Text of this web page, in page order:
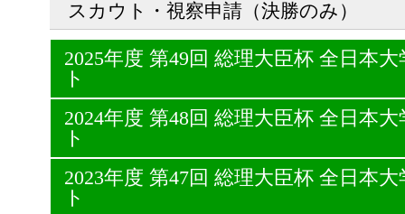
スカウト・視察申請（決勝のみ）
2025年度 第49回 総理大臣杯 全日本
ト
2024年度 第48回 総理大臣杯 全日本
ト
2023年度 第47回 総理大臣杯 全日本
ト